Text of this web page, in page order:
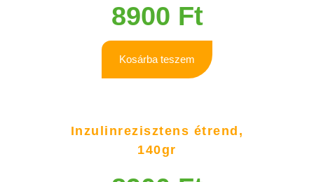
8900 Ft
Kosárba teszem
Inzulinrezisztens étrend,
140gr